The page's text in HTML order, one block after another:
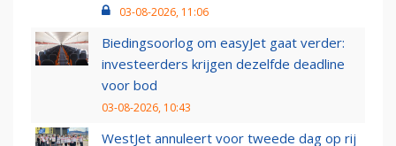
03-08-2026, 11:06
Biedingsoorlog om easyJet gaat verder:
investeerders krijgen dezelfde deadline
voor bod
03-08-2026, 10:43
WestJet annuleert voor tweede dag op rij